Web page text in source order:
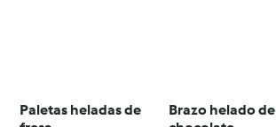
Paletas heladas de
Brazo helado de